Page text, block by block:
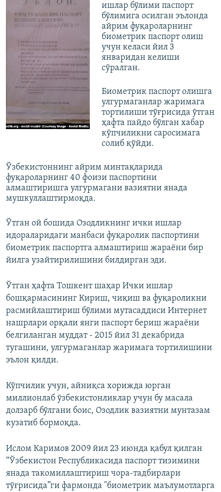
ишлар бўлими паспорт
бўлимига осилган эълонда
айрим фуқароларнинг
биометрик паспорт олиш
учун келаси йил 3
январидан келиши
сўралган.
Биометрик паспорт олишга
улгурмаганлар жаримага
тортилиши тўғрисида ўтган
ҳафта пайдо бўлган хабар
кўпчиликни саросимага
солиб қўйди.
Ўзбекистоннинг айрим минтақларида
фуқароларнинг 40 фоизи паспортини
алмаштиришга улгурмагани вазиятни янада
мушкуллаштирмоқда.
Ўтган ой бошида Озодликнинг ички ишлар
идораларидаги манбаси фуқаролик паспортини
биометрик паспортга алмаштириш жараёни бир
йилга узайтирилишини билдирган эди.
Ўтган ҳафта Тошкент шаҳар Ички ишлар
бошқармасининг Кириш, чиқиш ва фуқароликни
расмийлаштириш бўлими мутасаддиси Интернет
нашрлари орқали янги паспорт бериш жараёни
белгиланган муддат - 2015 йил 31 декабрида
тугашини, улгурмаганлар жаримага тортилишини
эълон қилди.
Кўпчилик учун, айниқса хорижда юрган
миллионлаб ўзбекистонликлар учун бу масала
долзарб бўлгани боис, Озодлик вазиятни мунтазам
кузатиб бормоқда.
Ислом Каримов 2009 йил 23 июнда қабул қилган
“Ўзбекистон Республикасида паспорт тизимини
янада такомиллаштириш чора-тадбирлари
тўғрисида”ги фармонда "биометрик маълумотларга